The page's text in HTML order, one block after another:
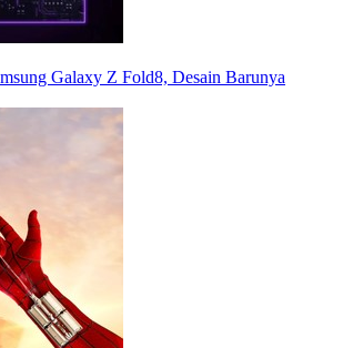
Galaxy Z Fold8, Desain Barunya